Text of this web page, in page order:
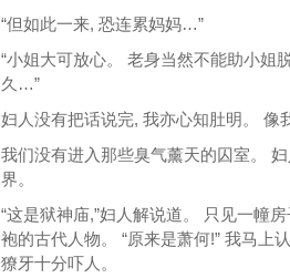
“但如此一来, 恐连累妈妈…”
“小姐大可放心。 老身当然不能助小姐
久…”
妇人没有把话说完, 我亦心知肚明。
我们没有进入那些臭气薰天的囚室。
界。
“这是狱神庙,”妇人解说道。 只见一幢
袍的古代人物。 “原来是萧何!” 我马上
獠牙十分吓人。